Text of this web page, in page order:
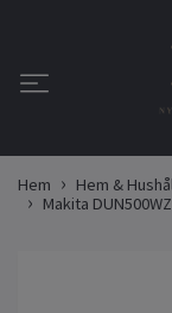
Hem Hem &
Makita